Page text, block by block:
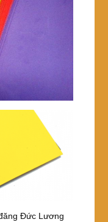
Đức Lương